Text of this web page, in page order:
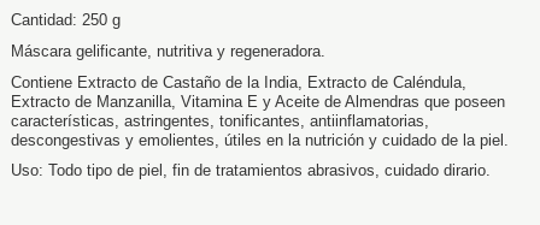
Cantidad: 250 g
Máscara gelificante, nutritiva y regeneradora.
Contiene Extracto de Castaño de la India, Extracto de Caléndula,
Extracto de Manzanilla, Vitamina E y Aceite de Almendras que poseen
características, astringentes, tonificantes, antiinflamatorias,
descongestivas y emolientes, útiles en la nutrición y cuidado de la piel.
Uso: Todo tipo de piel, fin de tratamientos abrasivos, cuidado dirario.